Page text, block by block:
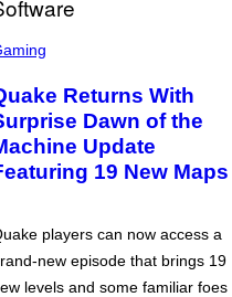
Returns With
Dawn of the
Update
19 New Maps
players can now access a
new episode that brings 19
levels and some familiar foes